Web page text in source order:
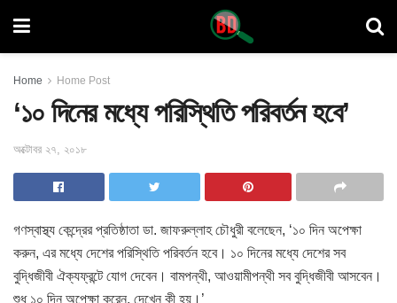
Home Home Post
‘১০ দিনের মধ্যে পরিস্থিতি পরিবর্তন হবে’
অক্টোবর ২৭, ২০১৮
গণস্বাস্থ্য কেন্দ্রের প্রতিষ্ঠাতা ডা. জাফরুল্লাহ চৌধুরী বলেছেন, ‘১০ দিন অপেক্ষা
করুন, এর মধ্যে দেশের পরিস্থিতি পরিবর্তন হবে। ১০ দিনের মধ্যে দেশের সব
বুদ্ধিজীবী ঐক্যফ্রন্টে যোগ দেবেন। বামপন্থী, আওয়ামীপন্থী সব বুদ্ধিজীবী আসবেন।
শুধু ১০ দিন অপেক্ষা করেন, দেখেন কী হয়।’